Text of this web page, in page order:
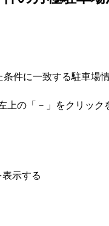
件に一致する駐車場
上の「－」をクリック
示する